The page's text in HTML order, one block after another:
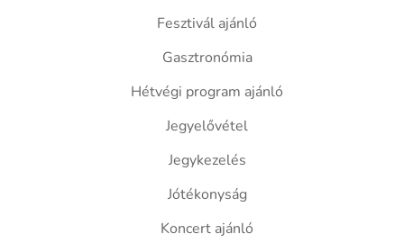
Fesztivál ajánló
Gasztronómia
Hétvégi program ajánló
Jegyelővétel
Jegykezelés
Jótékonyság
Koncert ajánló